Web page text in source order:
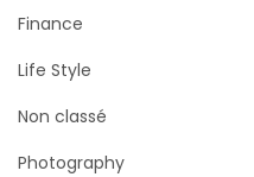
Finance
Life Style
Non classé
Photography